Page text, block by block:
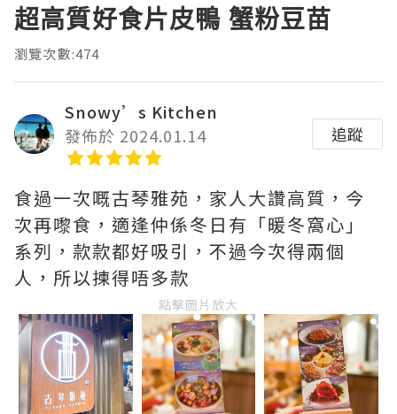
超高質好食片皮鴨 蟹粉豆苗
瀏覽次數:474
Snowy’s Kitchen
發佈於 2024.01.14
追蹤
食過一次嘅古琴雅苑，家人大讚高質，今
次再嚟食，適逢仲係冬日有「暖冬窩心」
系列，款款都好吸引，不過今次得兩個
人，所以揀得唔多款
點擊圖片放大